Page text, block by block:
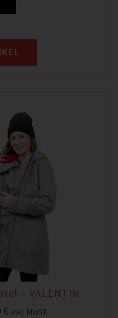
– VALENTIN
€ inkl. MwSt.